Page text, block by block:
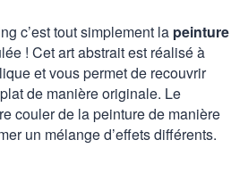
c’est tout simplement la peinture
! Cet art abstrait est réalisé à
et vous permet de recouvrir
de manière originale. Le
couler de la peinture de manière
un mélange d’effets différents.